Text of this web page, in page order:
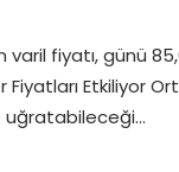
fiyatı, günü
Etkiliyor
uğratabileceği…